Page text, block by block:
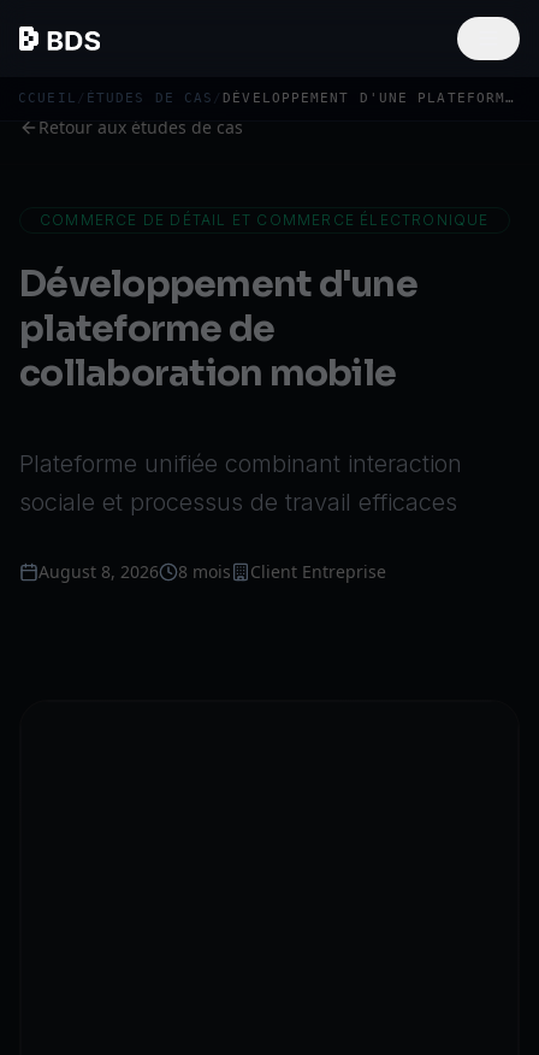
ACCUEIL / ÉTUDES DE CAS / DÉVELOPPEMENT D'UNE PLATEFORME DE COLLABORATION MOBILE
Retour aux études de cas
COMMERCE DE DÉTAIL ET COMMERCE ÉLECTRONIQUE
Développement d'une
plateforme de
collaboration mobile
Plateforme unifiée combinant interaction
sociale et processus de travail efficaces
August 8, 2026 8 mois Client Entreprise